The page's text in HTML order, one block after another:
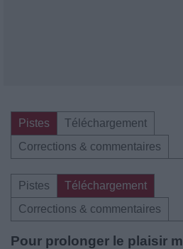
Pistes
Téléchargement
Corrections & commentaires
Pistes
Téléchargement
Corrections & commentaires
Pour prolonger le plaisir